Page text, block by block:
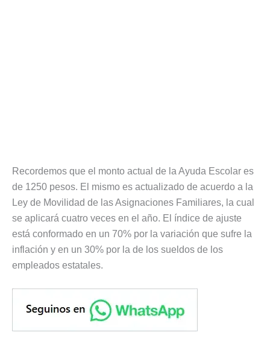
Recordemos que el monto actual de la Ayuda Escolar es
de 1250 pesos. El mismo es actualizado de acuerdo a la
Ley de Movilidad de las Asignaciones Familiares, la cual
se aplicará cuatro veces en el año. El índice de ajuste
está conformado en un 70% por la variación que sufre la
inflación y en un 30% por la de los sueldos de los
empleados estatales.